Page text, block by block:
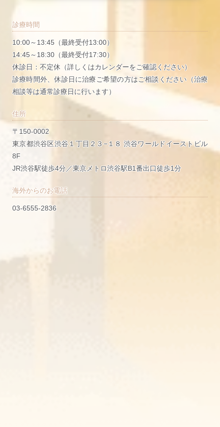
診療時間
10:00～13:45（最終受付13:00）
14:45～18:30（最終受付17:30）
休診日：不定休（詳しくはカレンダーをご確認ください）
診療時間外、休診日に治療ご希望の方はご相談ください（治療
相談等は通常診療日に行います）
住所
〒150-0002
東京都渋谷区渋谷１丁目２３−１８ 渋谷ワールドイーストビル
8F
JR渋谷駅徒歩4分／東京メトロ渋谷駅B1番出口徒歩1分
海外からのお電話
03-6555-2836